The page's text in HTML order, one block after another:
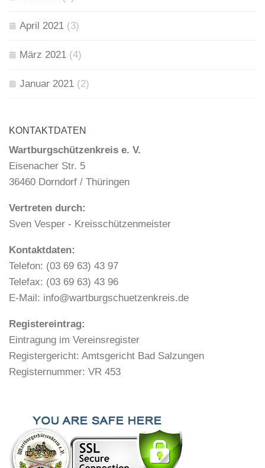
April 2021 (3)
März 2021 (4)
Januar 2021 (2)
KONTAKTDATEN
Wartburgschützenkreis e. V.
Eisenacher Str. 5
36460 Dorndorf / Thüringen
Vertreten durch:
Sven Vesper - Kreisschützenmeister
Kontaktdaten:
Telefon: (03 69 63) 43 97
Telefax: (03 69 63) 43 96
E-Mail: info@wartburgschuetzenkreis.de
Registereintrag:
Eintragung im Vereinsregister
Registergericht: Amtsgericht Bad Salzungen
Registernummer: VR 453